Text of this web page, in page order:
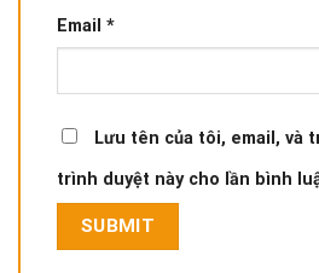
Email *
Lưu tên của tôi, email, và
trình duyệt này cho lần bình